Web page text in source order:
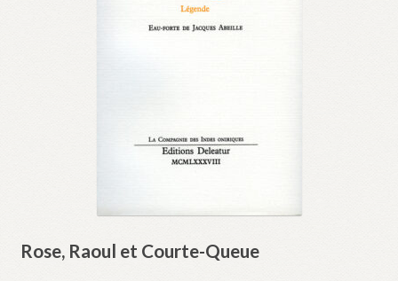
Rose, Raoul et Courte-Queue